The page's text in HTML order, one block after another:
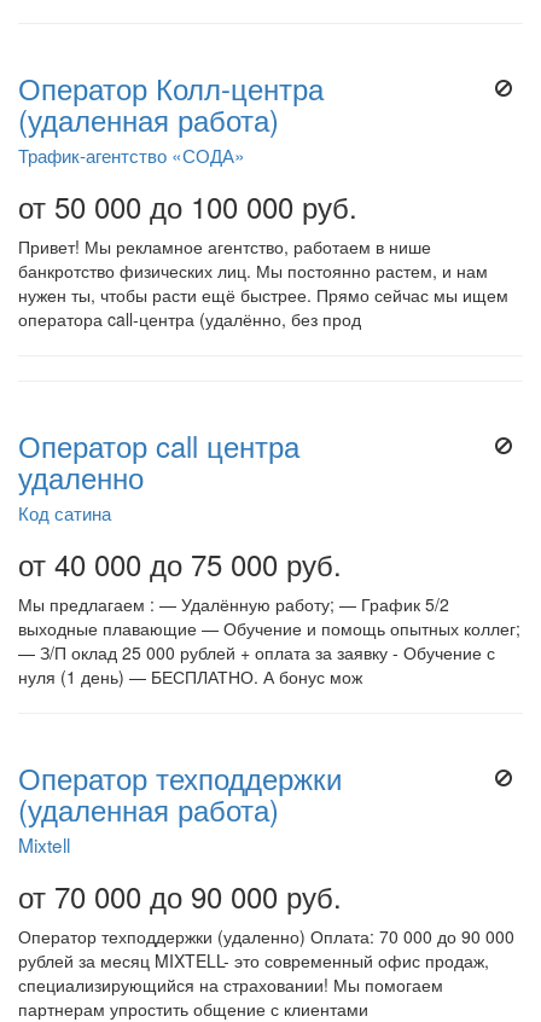
Оператор Колл-центра
(удаленная работа)
Трафик-агентство «СОДА»
от 50 000 до 100 000 руб.
Привет! Мы рекламное агентство, работаем в нише
банкротство физических лиц. Мы постоянно растем, и нам
нужен ты, чтобы расти ещё быстрее. Прямо сейчас мы ищем
оператора call-центра (удалённо, без прод
Оператор call центра
удаленно
Код сатина
от 40 000 до 75 000 руб.
Мы предлагаем : — Удалённую работу; — График 5/2
выходные плавающие — Обучение и помощь опытных коллег;
— З/П оклад 25 000 рублей + оплата за заявку - Обучение с
нуля (1 день) — БЕСПЛАТНО. А бонус мож
Оператор техподдержки
(удаленная работа)
Mixtell
от 70 000 до 90 000 руб.
Оператор техподдержки (удаленно) Оплата: 70 000 до 90 000
рублей за месяц MIXTELL- это современный офис продаж,
специализирующийся на страховании! Мы помогаем
партнерам упростить общение с клиентами